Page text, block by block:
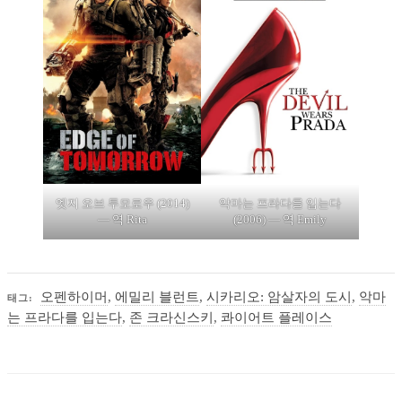
엣지 오브 투모로우 (2014)
— 역 Rita
악마는 프라다를 입는다
(2006) — 역 Emily
태그: 오펜하이머 , 에밀리 블런트,시카리오: 암살자의 도시 , 악마
는 프라다를 입는다, 존 크라신스키 , 콰이어트 플레이스